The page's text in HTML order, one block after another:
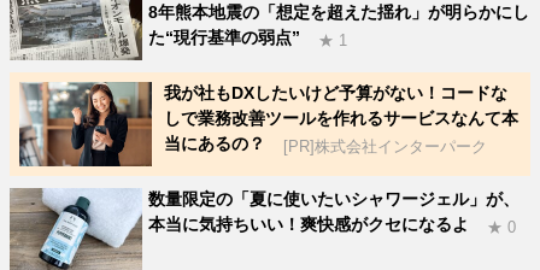
8年熊本地震の「想定を超えた揺れ」が明らかにし
た“現行基準の弱点”
★ 1
我が社もDXしたいけど予算がない！コードな
しで業務改善ツールを作れるサービスなんて本
当にあるの？
[PR]株式会社インターパーク
数量限定の「夏に使いたいシャワージェル」が、
本当に気持ちいい！爽快感がクセになるよ
★ 0